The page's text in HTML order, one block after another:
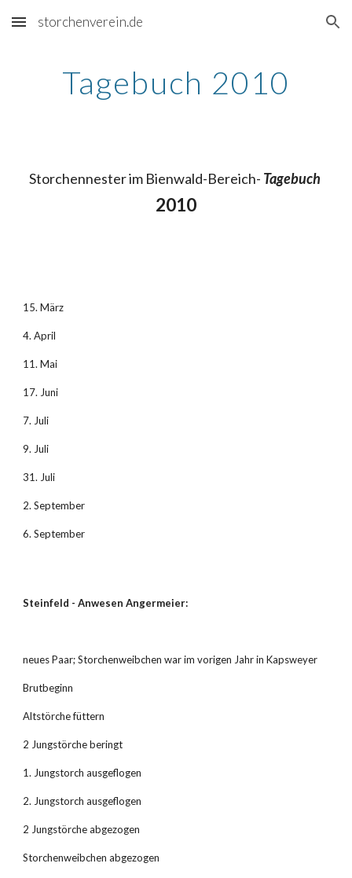
Skip to main content Skip to navigation
storchenverein.de
Tagebuch 2010
Storchennester im Bienwald-Bereich-
2010
15. März
4. April
11. Mai
17. Juni
7. Juli
9. Juli
31. Juli
2. September
6. September
Steinfeld - Anwesen Angermeier:
neues Paar; Storchenweibchen war im vorigen Jahr in Kapsweyer
Brutbeginn
Altstörche füttern
2 Jungstörche beringt
1. Jungstorch ausgeflogen
2. Jungstorch ausgeflogen
2 Jungstörche abgezogen
Storchenweibchen abgezogen